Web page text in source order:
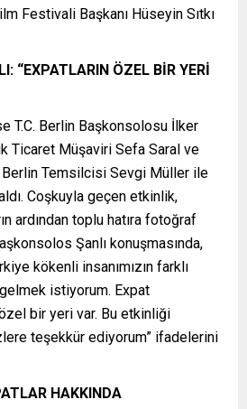
Festivali Başkanı Hüseyin Sıtkı
“EXPATLARIN ÖZEL BİR YERİ
T.C. Berlin Başkonsolosu İlker
Ticaret Müşaviri Sefa Saral ve
Berlin Temsilcisi Sevgi Müller ile
Coşkuyla geçen etkinlik,
ardından toplu hatıra fotoğraf
Şanlı konuşmasında,
kökenli insanımızın farklı
istiyorum. Expat
bir yeri var. Bu etkinliği
teşekkür ediyorum” ifadelerini
HAKKINDA